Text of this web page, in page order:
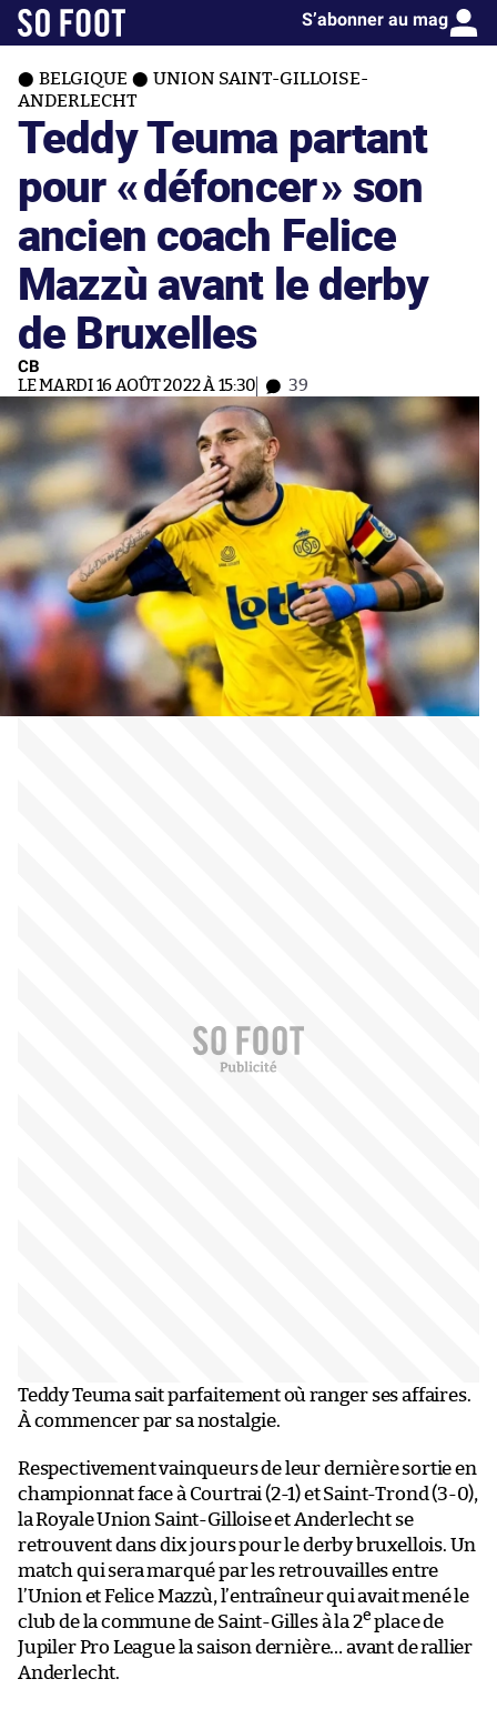
S’abonner au mag
BELGIQUE
UNION SAINT-GILLOISE-
ANDERLECHT
Teddy Teuma partant
pour «défoncer» son
ancien coach Felice
Mazzù avant le derby
de Bruxelles
CB
LE MARDI 16 AOÛT 2022 À 15:30 39
Teddy Teuma sait parfaitement où ranger ses affaires.
À commencer par sa nostalgie.
Respectivement vainqueurs de leur dernière sortie en
championnat face à Courtrai (2-1) et Saint-Trond (3-0),
la Royale Union Saint-Gilloise et Anderlecht se
retrouvent dans dix jours pour le derby bruxellois. Un
match qui sera marqué par les retrouvailles entre
l’Union et Felice Mazzù, l’entraîneur qui avait mené le
club de la commune de Saint-Gilles à la 2e place de
Jupiler Pro League la saison dernière… avant de rallier
Anderlecht.